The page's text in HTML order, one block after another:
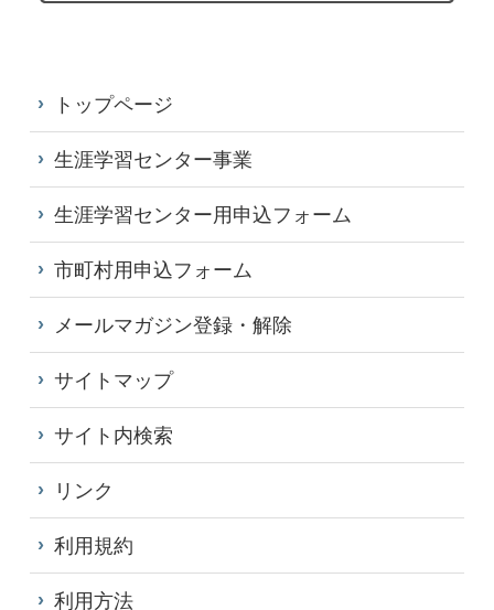
トップページ
生涯学習センター事業
生涯学習センター用申込フォーム
市町村用申込フォーム
メールマガジン登録・解除
サイトマップ
サイト内検索
リンク
利用規約
利用方法